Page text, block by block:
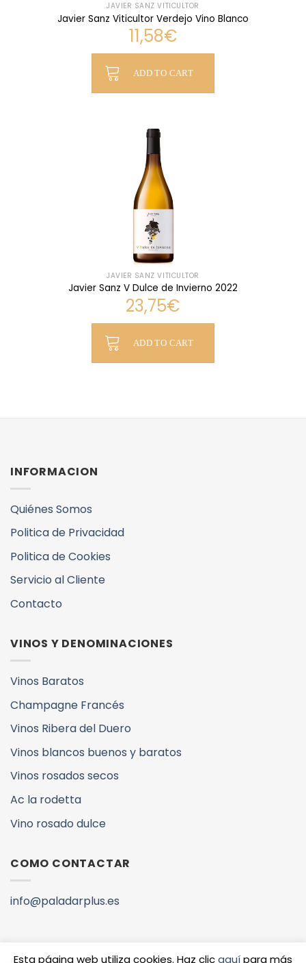
JAVIER SANZ VITICULTOR
Javier Sanz Viticultor Verdejo Vino Blanco
11,58€
ADD TO CART
JAVIER SANZ VITICULTOR
Javier Sanz V Dulce de Invierno 2022
23,75€
ADD TO CART
INFORMACION
Quiénes Somos
Politica de Privacidad
Politica de Cookies
Servicio al Cliente
Contacto
VINOS Y DENOMINACIONES
Vinos Baratos
Champagne Francés
Vinos Ribera del Duero
Vinos blancos buenos y baratos
Vinos rosados secos
Ac la rodetta
Vino rosado dulce
COMO CONTACTAR
info@paladarplus.es
Esta página web utiliza cookies. Haz clicaquípara más